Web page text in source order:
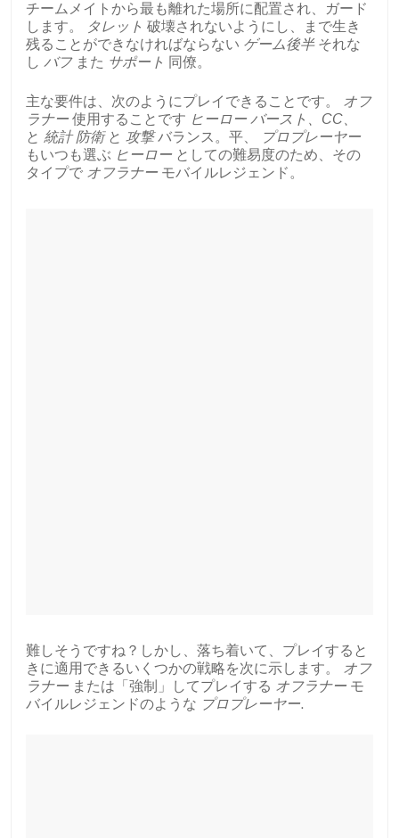
チームメイトから最も離れた場所に配置され、ガード
します。
タレット 破壊されないようにし、まで生き
残ることができなければならない ゲーム後半それな
し バフまた サポート 同僚。
主な要件は、次のようにプレイできることです。
オフ
ラナー使用することです ヒーロー バースト、CC、
と 統計 防衛と 攻撃バランス。平、
プロプレーヤー
もいつも選ぶ ヒーローとしての難易度のため、その
タイプで オフラナーモバイルレジェンド。
難しそうですね？しかし、落ち着いて、プレイすると
きに適用できるいくつかの戦略を次に示します。
オフ
ラナーまたは「強制」してプレイする オフラナーモ
バイルレジェンドのような プロプレーヤー.